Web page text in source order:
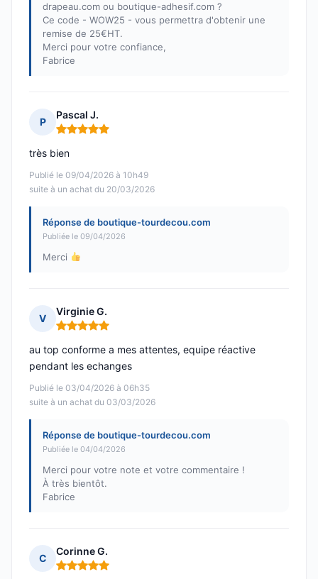
drapeau.com ou boutique-adhesif.com ?
Ce code - WOW25 - vous permettra d'obtenir une
remise de 25€HT.
Merci pour votre confiance,
Fabrice
P
Pascal J.
Note : 5 sur 5
Publié le 09/04/2026 à 10h49
suite à un achat du 20/03/2026
très bien
Réponse de boutique-tourdecou.com
Publiée le 09/04/2026
Merci
V
Virginie G.
Note : 5 sur 5
Publié le 03/04/2026 à 06h35
suite à un achat du 03/03/2026
au top conforme a mes attentes, equipe réactive
pendant les echanges
Réponse de boutique-tourdecou.com
Publiée le 04/04/2026
Merci pour votre note et votre commentaire !
À très bientôt.
Fabrice
C
Corinne G.
Note : 5 sur 5